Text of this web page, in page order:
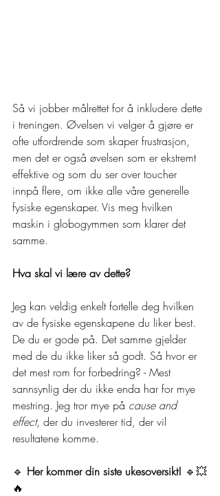
Så vi jobber målrettet for å inkludere dette
i treningen. Øvelsen vi velger å gjøre er
ofte utfordrende som skaper frustrasjon,
men det er også øvelsen som er ekstremt
effektive og som du ser over toucher
innpå flere, om ikke alle våre generelle
fysiske egenskaper. Vis meg hvilken
maskin i globogymmen som klarer det
samme.
Hva skal vi lære av dette?
Jeg kan veldig enkelt fortelle deg hvilken
av de fysiske egenskapene du liker best.
De du er gode på. Det samme gjelder
med de du ikke liker så godt. Så hvor er
det mest rom for forbedring? - Mest
sannsynlig der du ikke enda har for mye
mestring. Jeg tror mye på cause and
effect, der du investerer tid, der vil
resultatene komme.
🔹 Her kommer din siste ukesoversikt! 🔹💥
🔥